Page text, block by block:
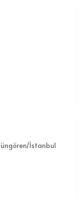
İstanbul